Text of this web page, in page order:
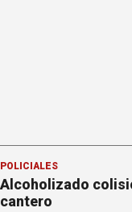
POLICIALES
Alcoholizado
cantero